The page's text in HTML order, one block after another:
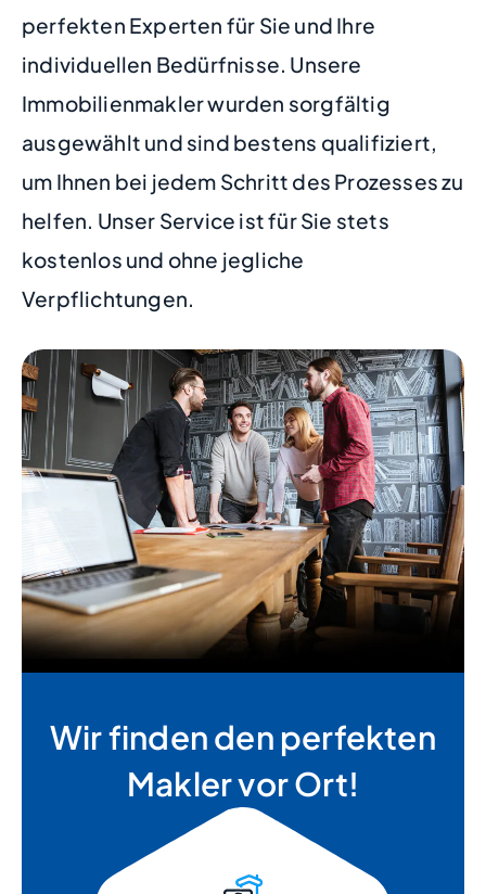
perfekten Experten für Sie und Ihre
individuellen Bedürfnisse. Unsere
Immobilienmakler wurden sorgfältig
ausgewählt und sind bestens qualifiziert,
um Ihnen bei jedem Schritt des Prozesses zu
helfen. Unser Service ist für Sie stets
kostenlos und ohne jegliche
Verpflichtungen.
Wir finden den perfekten
Makler vor Ort!